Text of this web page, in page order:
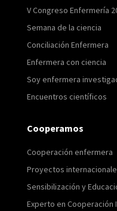
V Congreso Enfermería
Semana de la ciencia
Conciliación Enfermera
Enfermera con ciencia
Soy enfermera
Encuentros científicos
Cooperamos
Cooperación enfermera
Proyectos
Sensibilización y
Experto en Cooperación